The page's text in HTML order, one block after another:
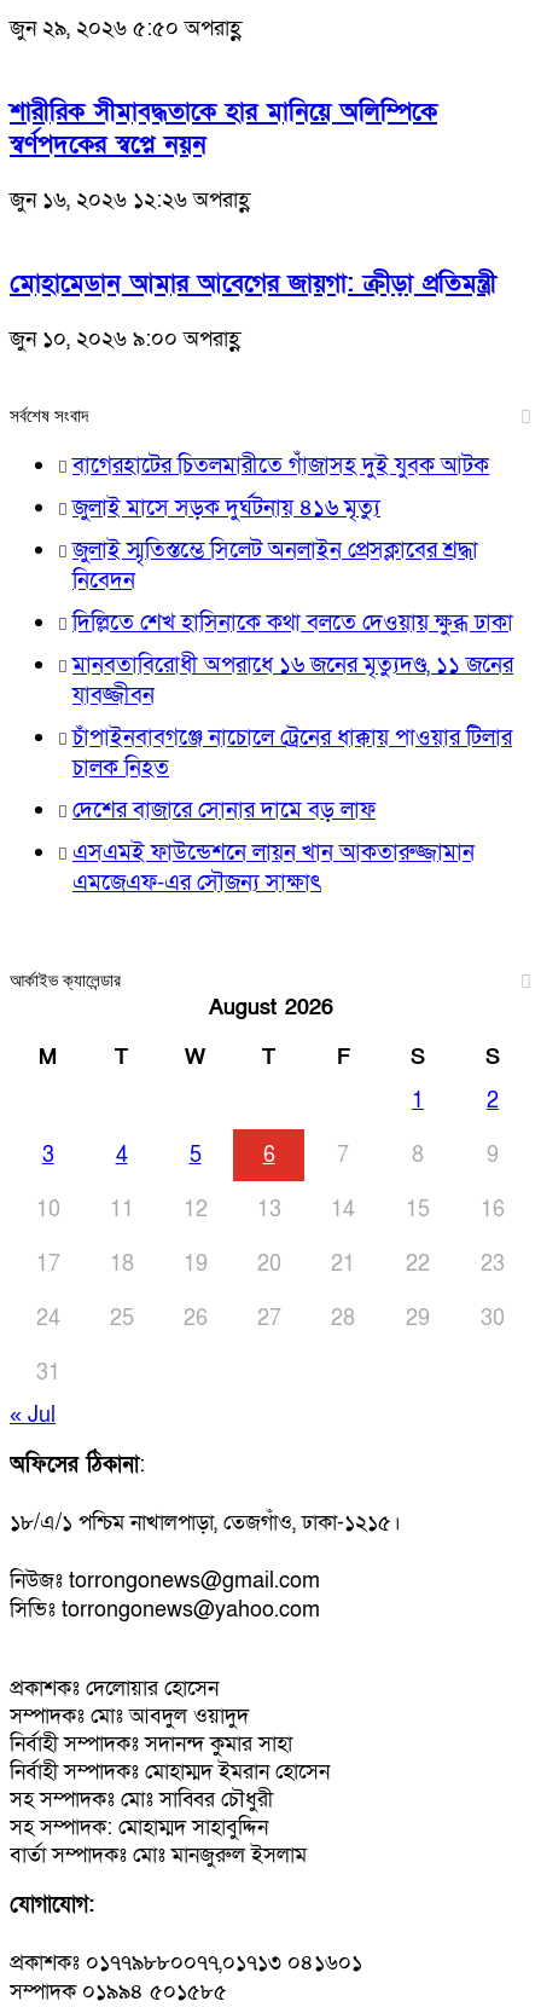
জুন ২৯, ২০২৬ ৫:৫০ অপরাহ্ণ
শারীরিক সীমাবদ্ধতাকে হার মানিয়ে অলিম্পিকে
স্বর্ণপদকের স্বপ্নে নয়ন
জুন ১৬, ২০২৬ ১২:২৬ অপরাহ্ণ
মোহামেডান আমার আবেগের জায়গা: ক্রীড়া প্রতিমন্ত্রী
জুন ১০, ২০২৬ ৯:০০ অপরাহ্ণ
সর্বশেষ সংবাদ
বাগেরহাটের চিতলমারীতে গাঁজাসহ দুই যুবক আটক
জুলাই মাসে সড়ক দুর্ঘটনায় ৪১৬ মৃত্যু
জুলাই স্মৃতিস্তম্ভে সিলেট অনলাইন প্রেসক্লাবের শ্রদ্ধা
নিবেদন
দিল্লিতে শেখ হাসিনাকে কথা বলতে দেওয়ায় ক্ষুব্ধ ঢাকা
মানবতাবিরোধী অপরাধে ১৬ জনের মৃত্যুদণ্ড, ১১ জনের
যাবজ্জীবন
চাঁপাইনবাবগঞ্জে নাচোলে ট্রেনের ধাক্কায় পাওয়ার টিলার
চালক নিহত
দেশের বাজারে সোনার দামে বড় লাফ
এসএমই ফাউন্ডেশনে লায়ন খান আকতারুজ্জামান
এমজেএফ-এর সৌজন্য সাক্ষাৎ
আর্কাইভ ক্যালেন্ডার
August 2026
M
T W T F S
S
1
2
3
4 5 6 7 8
9
10
11 12 13 14 15
16
17
18 19 20 21 22
23
24
25 26 27 28 29
30
31
« Jul
অফিসের ঠিকানা:
১৮/এ/১ পশ্চিম নাখালপাড়া, তেজগাঁও, ঢাকা-১২১৫।
নিউজঃ torrongonews@gmail.com
সিভিঃ torrongonews@yahoo.com
প্রকাশকঃ দেলোয়ার হোসেন
সম্পাদকঃ মোঃ আবদুল ওয়াদুদ
নির্বাহী সম্পাদকঃ সদানন্দ কুমার সাহা
নির্বাহী সম্পাদকঃ মোহাম্মদ ইমরান হোসেন
সহ সম্পাদকঃ মোঃ সাব্বির চৌধুরী
সহ সম্পাদক: মোহাম্মদ সাহাবুদ্দিন
বার্তা সম্পাদকঃ মোঃ মানজুরুল ইসলাম
যোগাযোগ:
প্রকাশকঃ ০১৭৭৯৮৮০০৭৭,০১৭১৩ ০৪১৬০১
সম্পাদক ০১৯৯৪ ৫০১৫৮৫